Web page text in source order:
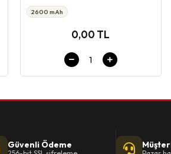
2600 mAh
0,00 TL
Güvenli Ödeme